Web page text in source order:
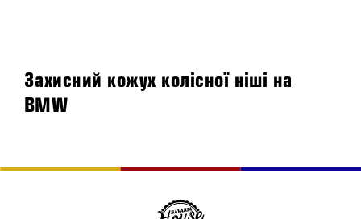
Захисний кожух колісної ніші на
BMW